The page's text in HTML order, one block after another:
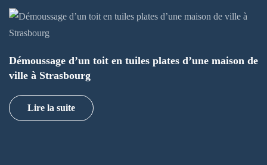
Démoussage d’un toit en tuiles plates d’une maison de
ville à Strasbourg
Lire la suite